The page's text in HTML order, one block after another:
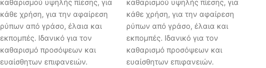
καθαρισμού υψηλής πίεσης, για
κάθε χρήση, για την αφαίρεση
ρύπων από γράσο, έλαια και
εκπομπές. Ιδανικό για τον
καθαρισμό προσόψεων και
ευαίσθητων επιφανειών.
καθαρισμού υψηλής πίεσης, για
κάθε χρήση, για την αφαίρεση
ρύπων από γράσο, έλαια και
εκπομπές. Ιδανικό για τον
καθαρισμό προσόψεων και
ευαίσθητων επιφανειών.